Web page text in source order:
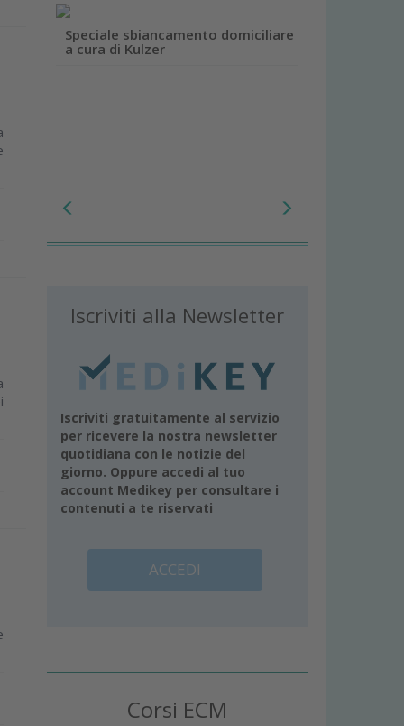
Speciale sbiancamento domiciliare
a cura di Kulzer
Iscriviti alla Newsletter
Iscriviti gratuitamente al servizio
per ricevere la nostra newsletter
quotidiana con le notizie del
giorno. Oppure accedi al tuo
account Medikey per consultare i
contenuti a te riservati
ACCEDI
Corsi ECM